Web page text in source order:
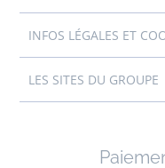
INFOS LÉGALES ET
LES SITES DU GROUPE